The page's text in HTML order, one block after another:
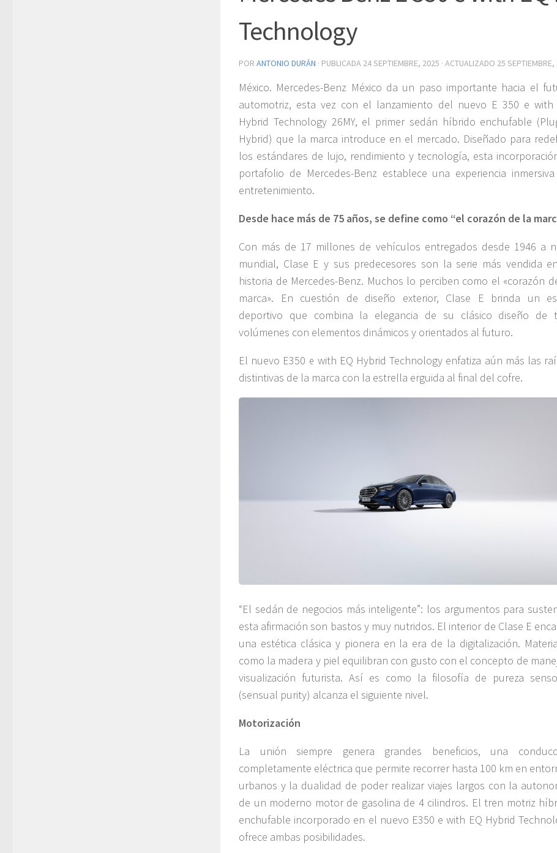
Technology
POR ANTONIO DURÁN · PUBLICADA 24 SEPTIEMBRE, 2025 · ACTUALIZADO 25
México. Mercedes-Benz México da un paso importante hacia el
automotriz, esta vez con el lanzamiento del nuevo E 350 e with
Hybrid Technology 26MY, el primer sedán híbrido enchufable
Hybrid) que la marca introduce en el mercado. Diseñado para
los estándares de lujo, rendimiento y tecnología, esta
portafolio de Mercedes-Benz establece una experiencia
entretenimiento.
Desde hace más de 75 años, se define como “el corazón de la
Con más de 17 millones de vehículos entregados desde 1946 a
mundial, Clase E y sus predecesores son la serie más vendida
historia de Mercedes-Benz. Muchos lo perciben como el «corazón
marca». En cuestión de diseño exterior, Clase E brinda un
deportivo que combina la elegancia de su clásico diseño de
volúmenes con elementos dinámicos y orientados al futuro.
El nuevo E350 e with EQ Hybrid Technology enfatiza aún más las
distintivas de la marca con la estrella erguida al final del cofre.
“El sedán de negocios más inteligente”: los argumentos para
esta afirmación son bastos y muy nutridos. El interior de Clase E
una estética clásica y pionera en la era de la digitalización.
como la madera y piel equilibran con gusto con el concepto de
visualización futurista. Así es como la filosofía de pureza
(sensual purity) alcanza el siguiente nivel.
Motorización
La unión siempre genera grandes beneficios, una
completamente eléctrica que permite recorrer hasta 100 km en
urbanos y la dualidad de poder realizar viajes largos con la
de un moderno motor de gasolina de 4 cilindros. El tren motriz
enchufable incorporado en el nuevo E350 e with EQ Hybrid
ofrece ambas posibilidades.